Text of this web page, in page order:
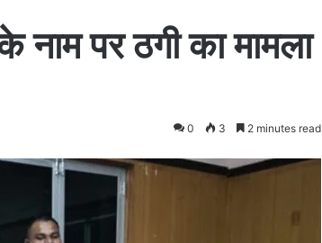
नाम पर ठगी का मामला
0 3 2 minutes read